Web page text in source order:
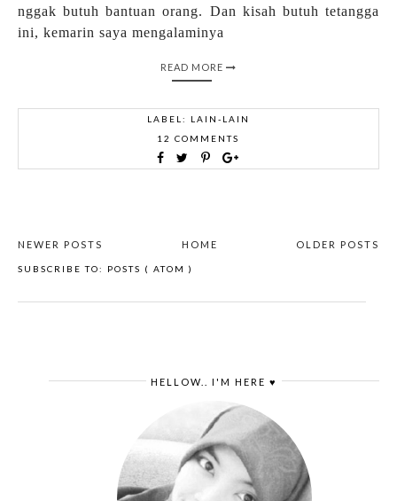
nggak butuh bantuan orang. Dan kisah butuh tetangga
ini, kemarin saya mengalaminya
READ MORE
LABEL: LAIN-LAIN
12 COMMENTS
NEWER POSTS OLDER POSTS
HOME
SUBSCRIBE TO: POSTS ( ATOM )
HELLOW.. I'M HERE ♥